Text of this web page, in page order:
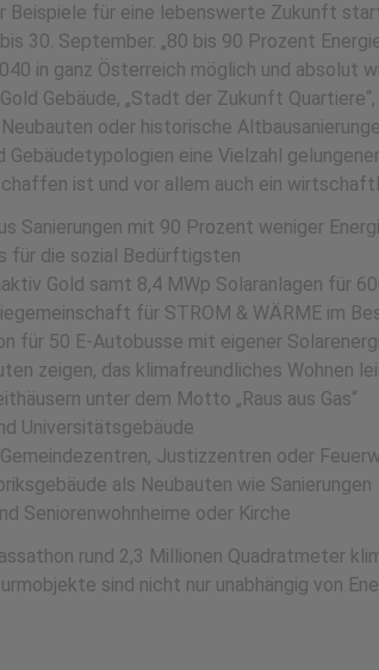
Beispiele für eine lebenswerte Zukunft
30. September. „80 bis 90 Prozent
in ganz Österreich möglich und absolut
Gebäude, „Stadt der Zukunft
oder historische
Gebäudetypologien eine Vielzahl
ist und vor allem auch ein
Sanierungen mit 90 Prozent weniger
für die sozial Bedürftigsten
Gold samt 8,4 MWp Solaranlagen für
für STROM & WÄRME im
für 50 E-Autobusse mit eigener
zeigen, das klimafreundliches Wohnen
unter dem Motto „Raus aus Gas“
Universitätsgebäude
Justizzentren oder
als Neubauten wie Sanierungen
Seniorenwohnheime oder Kirche
rund 2,3 Millionen Quadratmeter
sind nicht nur unabhängig von